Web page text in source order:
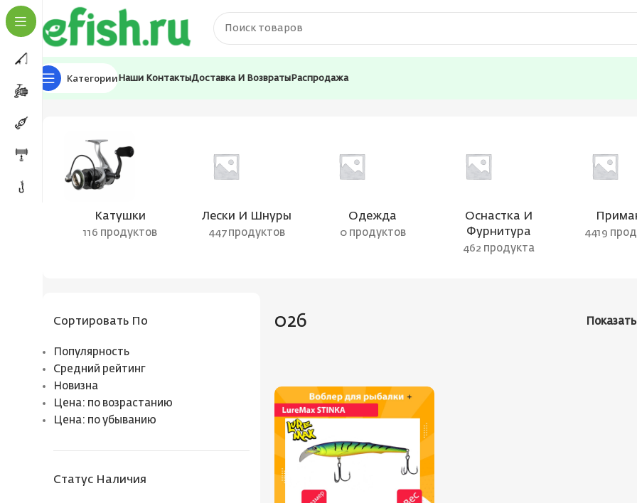
Категории Наши КонтактыДоставка И Возвраты Распродажа
Главная Товар Цвет воблера
Катушки
116 продуктов
Лески И Шнуры
447 продуктов
Одежда
0 продуктов
Оснастка И
Фурнитура
462 продукта
4419
Сортировать По
Популярность
Средний рейтинг
Новизна
Цена: по возрастанию
Цена: по убыванию
Статус Наличия
026 Показать